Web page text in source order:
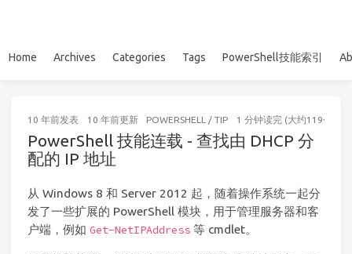
Home Archives Categories Tags PowerShell技能索引
10 年前发表 10 年前更新 POWERSHELL / TIP 1 分钟读完 (大约119个字)
PowerShell 技能连载 - 查找由 DHCP 分
配的 IP 地址
从 Windows 8 和 Server 2012 起，随着操作系统一起分
发了一些扩展的 PowerShell 模块，用于管理服务器和客
户端，例如 Get-NetIPAddress 等 cmdlet。